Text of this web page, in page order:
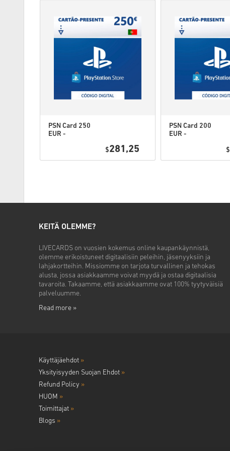
PSN Card 250
EUR -
Portugal
$281,25
PSN Card 200
EUR -
Portugal
$
KEITÄ OLEMME?
LIVECARDS on vuosien kokemus online kaupankäynnistä,
olemme erikoistuneet digitaalisiin peleihin, jäsenyyksiin ja
lahjakortteihin. Missiomme on tarjota turvallinen ja tehokas
alusta, jossa asiakkaamme voivat myydä ja ostaa digitaalisia
tavaroita. Takaamme, että asiakkaamme ovat 100% tyytyväisiä
palveluumme.
Read more »
Käyttäjäehdot »
Yksityisyyden Suojan Ehdot »
Refund Policy »
HUOM »
Toimittajat »
Blogs »